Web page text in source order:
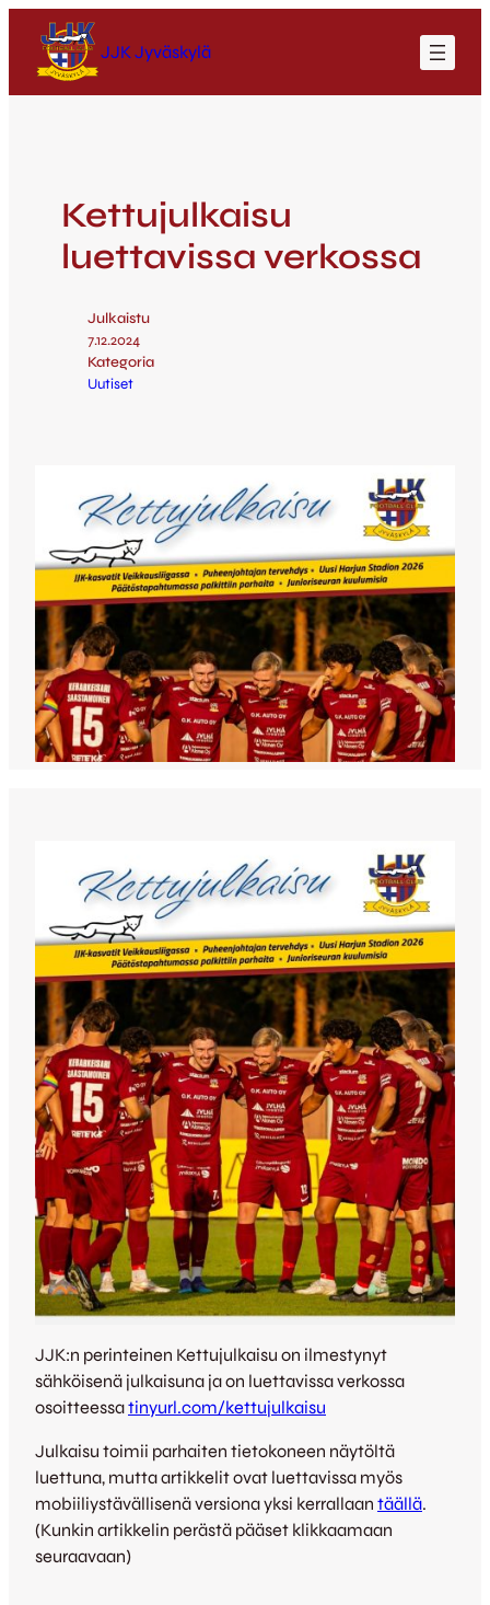
JJK Jyväskylä
Kettujulkaisu
luettavissa verkossa
Julkaistu
7.12.2024
Kategoria
Uutiset
JJK:n perinteinen Kettujulkaisu on ilmestynyt
sähköisenä julkaisuna ja on luettavissa verkossa
osoitteessatinyurl.com/kettujulkaisu
Julkaisu toimii parhaiten tietokoneen näytöltä
luettuna, mutta artikkelit ovat luettavissa myös
mobiiliystävällisenä versiona yksi kerrallaan täällä.
(Kunkin artikkelin perästä pääset klikkaamaan
seuraavaan)